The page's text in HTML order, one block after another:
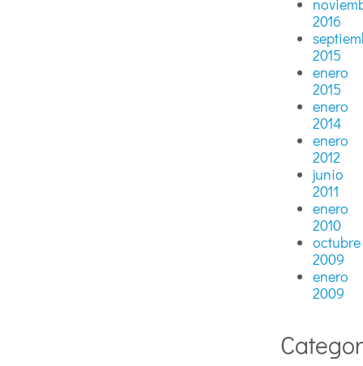
2016
2015
enero
2015
enero
2014
enero
2012
junio
2011
enero
2010
octubre
2009
enero
2009